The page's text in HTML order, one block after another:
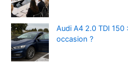
Audi A4 2.0 TDI 150
occasion ?